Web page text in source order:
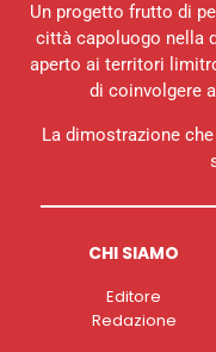
Un progetto frutto di
città capoluogo nella
aperto ai territori
di coinvolgere
La dimostrazione
CHI SIAMO
Editore
Redazione